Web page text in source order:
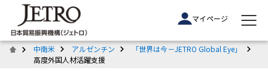
マイページ
中南米 アルゼンチン
「世界は今－JETRO Global Eye」
高度外国人材活躍支援